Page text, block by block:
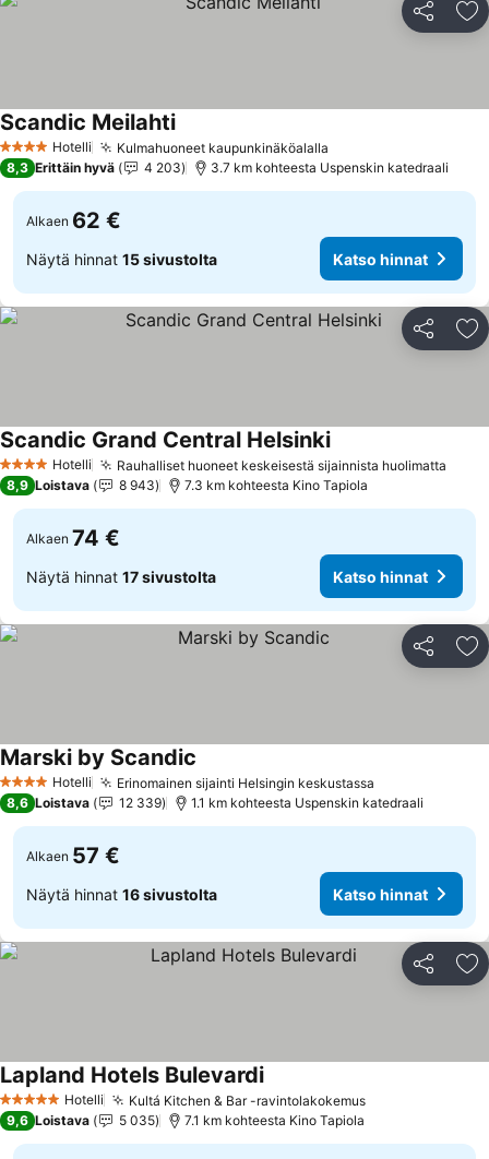
Jaa
4 Tähtiluokitus
Hotelli Kulmahuoneet kaupunkinäköalalla
Scandic MeilahtiKatso hinnat
8,3 Erittäin hyvä 4 203 3.7 km kohteesta Uspenskin katedraali
Alkaen 62 €
Näytä hinnat 15 sivustolta Katso hinnat
Jaa
4 Tähtiluokitus
Hotelli Rauhalliset huoneet keskeisestä sijainnista huolimatta
Scandic Grand Central HelsinkiKatso hinnat
8,9 Loistava 8 943 7.3 km kohteesta Kino Tapiola
Alkaen 74 €
Näytä hinnat 17 sivustolta Katso hinnat
Jaa
4 Tähtiluokitus
Hotelli Erinomainen sijainti Helsingin keskustassa
Marski by Scandic
8,6 Loistava 12 339 1.1 km kohteesta Uspenskin katedraali
Alkaen 57 €
Näytä hinnat 16 sivustolta Katso hinnat
Jaa
5 Tähtiluokitus
Hotelli Kultá Kitchen & Bar -ravintolakokemusKatso hinnat
Lapland Hotels BulevardiKatso hinnat
9,6 Loistava 5 035 7.1 km kohteesta Kino Tapiola